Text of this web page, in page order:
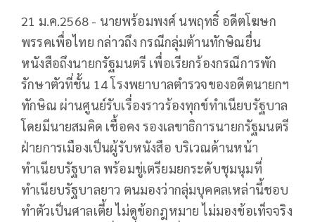
21 ม.ค.2568 - นายพร้อมพงศ์ นพฤทธิ์ อดีตโฆษก
พรรคเพื่อไทย กล่าวถึง กรณีกลุ่มต้านทักษิณยื่น
หนังสือถึงนายกรัฐมนตรี เพื่อเรียกร้องกรณีการพัก
รักษาตัวที่ชั้น 14 โรงพยาบาลตำรวจของอดีตนายกฯ
ทักษิณ ผ่านศูนย์รับเรื่องราวร้องทุกข์ทำเนียบรัฐบาล
โดยมีนายสมคิด เชื้อคง รองเลขาธิการนายกรัฐมนตรี
ฝ่ายการเมืองเป็นผู้รับหนังสือ บริเวณด้านหน้า
ทำเนียบรัฐบาล พร้อมขู่เตรียมยกระดับชุมนุมที่
ทำเนียบรัฐบาลยาว ตนมองว่ากลุ่มบุคคลเหล่านี้ชอบ
ทำตัวเป็นศาลเตี้ย ไม่ดูข้อกฎหมาย ไม่มองข้อเท็จจริง